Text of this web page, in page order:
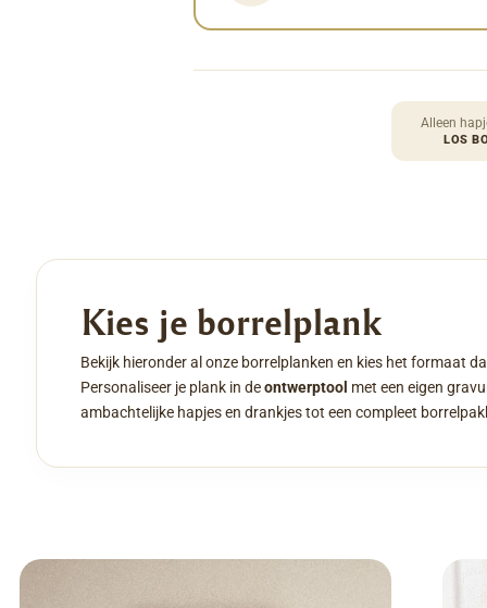
Alleen
LOS
Kies je borrelplank
Bekijk hieronder al onze borrelplanken en kies het formaat
Personaliseer je plank in deontwerptool met een eigen
ambachtelijke hapjes en drankjes tot een compleet